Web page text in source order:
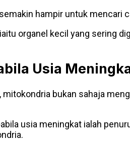
hampir untuk
organel kecil yang sering
Usia
bukan sahaja
usia meningkat ialah